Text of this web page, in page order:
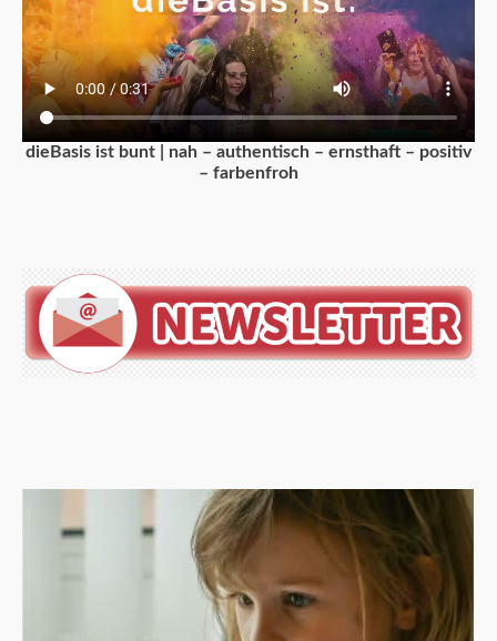
dieBasis ist bunt | nah – authentisch – ernsthaft – positiv
– farbenfroh